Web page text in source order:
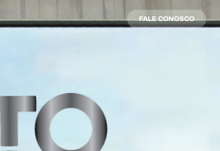
FALE CONOSCO